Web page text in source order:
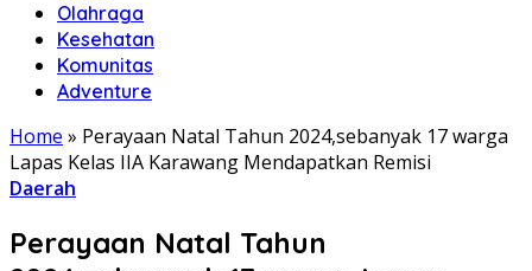
Olahraga
Kesehatan
Komunitas
Adventure
Home » Perayaan Natal Tahun 2024,sebanyak 17 warga
Lapas Kelas IIA Karawang Mendapatkan Remisi
Daerah
Perayaan Natal Tahun